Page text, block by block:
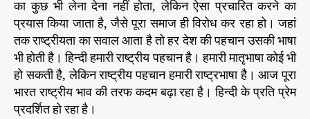
का कुछ भी लेना देना नहीं होता, लेकिन ऐसा प्रचारित करने का
प्रयास किया जाता है, जैसे पूरा समाज ही विरोध कर रहा हो। जहां
तक राष्ट्रीयता का सवाल आता है तो हर देश की पहचान उसकी भाषा
भी होती है। हिन्दी हमारी राष्ट्रीय पहचान है। हमारी मातृभाषा कोई भी
हो सकती है, लेकिन राष्ट्रीय पहचान हमारी राष्ट्रभाषा है। आज पूरा
भारत राष्ट्रीय भाव की तरफ कदम बढ़ा रहा है। हिन्दी के प्रति प्रेम
प्रदर्शित हो रहा है।